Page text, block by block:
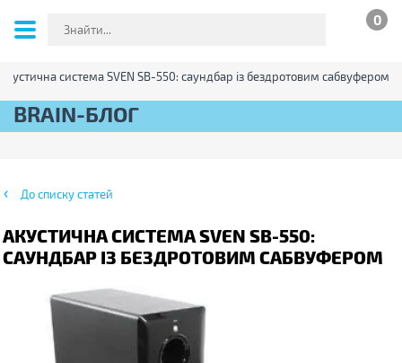
0
система SVEN SB-550: саундбар із бездротовим сабвуфером
BRAIN-БЛОГ
До списку статей
АКУСТИЧНА СИСТЕМА SVEN SB-550:
САУНДБАР ІЗ БЕЗДРОТОВИМ САБВУФЕРОМ